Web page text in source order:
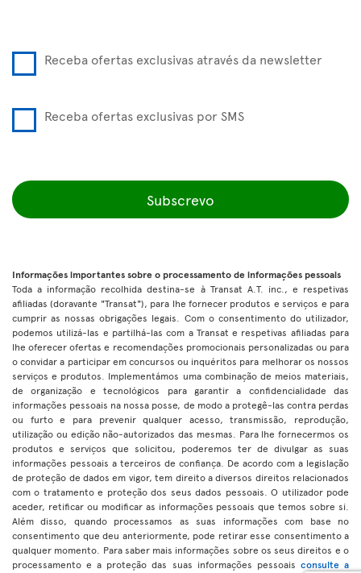
Receba ofertas exclusivas através da newsletter
Receba ofertas exclusivas por SMS
Subscrevo
Informações importantes sobre o processamento de informações pessoais
Toda a informação recolhida destina-se à Transat A.T. inc., e respetivas
afiliadas (doravante "Transat"), para lhe fornecer produtos e serviços e para
cumprir as nossas obrigações legais. Com o consentimento do utilizador,
podemos utilizá-las e partilhá-las com a Transat e respetivas afiliadas para
lhe oferecer ofertas e recomendações promocionais personalizadas ou para
o convidar a participar em concursos ou inquéritos para melhorar os nossos
serviços e produtos. Implementámos uma combinação de meios materiais,
de organização e tecnológicos para garantir a confidencialidade das
informações pessoais na nossa posse, de modo a protegê-las contra perdas
ou furto e para prevenir qualquer acesso, transmissão, reprodução,
utilização ou edição não-autorizados das mesmas. Para lhe fornecermos os
produtos e serviços que solicitou, poderemos ter de divulgar as suas
informações pessoais a terceiros de confiança. De acordo com a legislação
de proteção de dados em vigor, tem direito a diversos direitos relacionados
com o tratamento e proteção dos seus dados pessoais. O utilizador pode
aceder, retificar ou modificar as informações pessoais que temos sobre si.
Além disso, quando processamos as suas informações com base no
consentimento que deu anteriormente, pode retirar esse consentimento a
qualquer momento. Para saber mais informações sobre os seus direitos e o
processamento e a proteção das suas informações pessoais consulte a